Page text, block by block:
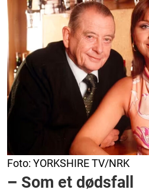
Foto: YORKSHIRE TV/NRK
– Som et dødsfall